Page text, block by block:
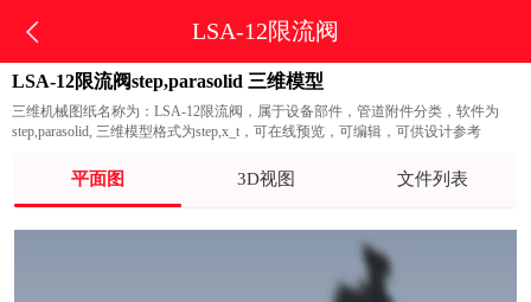
LSA-12限流阀
LSA-12限流阀step,parasolid 三维模型
三维机械图纸名称为：LSA-12限流阀，属于设备部件，管道附件分类，软件为
step,parasolid, 三维模型格式为step,x_t，可在线预览，可编辑，可供设计参考
平面图 3D视图 文件列表